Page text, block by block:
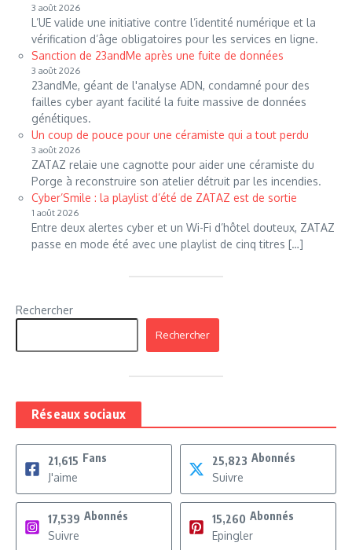
3 août 2026
L’UE valide une initiative contre l’identité numérique et la
vérification d’âge obligatoires pour les services en ligne.
Sanction de 23andMe après une fuite de données
3 août 2026
23andMe, géant de l'analyse ADN, condamné pour des
failles cyber ayant facilité la fuite massive de données
génétiques.
Un coup de pouce pour une céramiste qui a tout perdu
3 août 2026
ZATAZ relaie une cagnotte pour aider une céramiste du
Porge à reconstruire son atelier détruit par les incendies.
Cyber’Smile : la playlist d’été de ZATAZ est de sortie
1 août 2026
Entre deux alertes cyber et un Wi-Fi d’hôtel douteux, ZATAZ
passe en mode été avec une playlist de cinq titres […]
Rechercher
Rechercher
Réseaux sociaux
21,615 Fans
J'aime
25,823 Abonnés
Suivre
17,539 Abonnés
Suivre
15,260 Abonnés
Epingler